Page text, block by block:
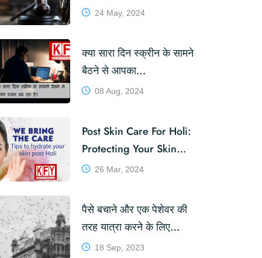
Evolution / Structure /
and Reforms !
24 May, 2024
क्या सारा दिन स्क्रीन के सामने
बैठने से आपका
वजन बढ़ रहा है?
08 Aug, 2024
Post Skin Care For Holi:
Protecting Your Skin
During The Festival Of
26 Mar, 2024
पैसे बचाने और एक पेशेवर की
तरह यात्रा करने के लिए
TEAM KFY के 22 सर्वश्रेष्ठ
18 Sep, 2023